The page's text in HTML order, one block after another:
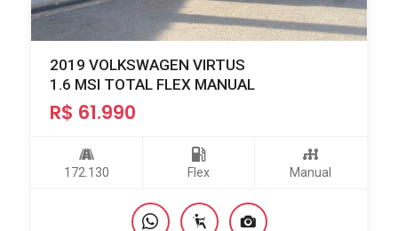
2019 VOLKSWAGEN VIRTUS
1.6 MSI TOTAL FLEX MANUAL
R$ 61.990
172.130 Flex Manual